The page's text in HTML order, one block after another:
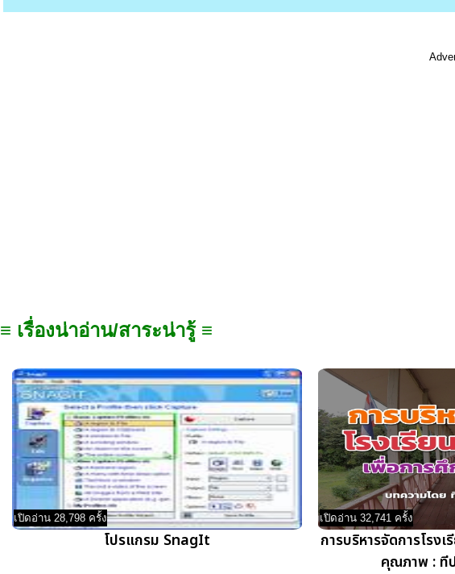
≡ เรื่องน่าอ่าน/สาระน่ารู้ ≡
เปิดอ่าน 28,798 ครั้ง
โปรแกรม SnagIt
เปิดอ่าน 32,741 ครั้ง
การบริหารจัดการโรง
คุณภาพ : ที